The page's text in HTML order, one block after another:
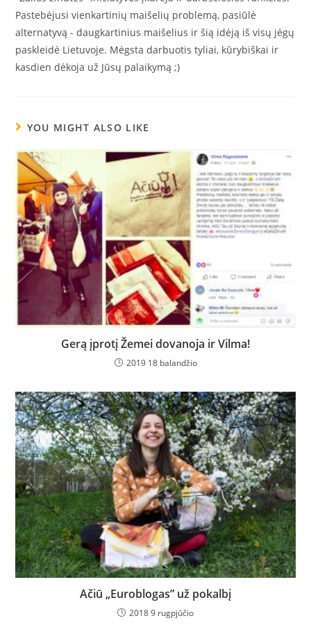
Pastebėjusi vienkartinių maišelių problemą, pasiūlė
alternatyvą - daugkartinius maišelius ir šią idėją iš visų jėgų
paskleidė Lietuvoje. Mėgsta darbuotis tyliai, kūrybiškai ir
kasdien dėkoja už Jūsų palaikymą ;)
YOU MIGHT ALSO LIKE
Gerą įprotį Žemei dovanoja ir Vilma!
2019 18 balandžio
Ačiū „Euroblogas” už pokalbį
2018 9 rugpjūčio